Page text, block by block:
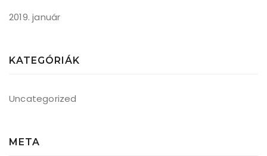
2019. január
KATEGÓRIÁK
Uncategorized
META